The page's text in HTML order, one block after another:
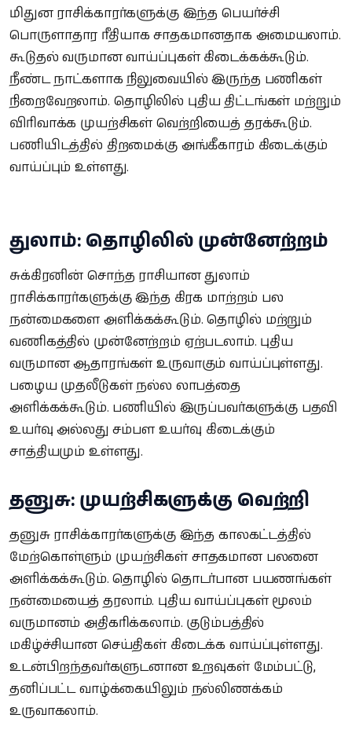
மிதுன ராசிக்காரர்களுக்கு இந்த பெயர்ச்சி
பொருளாதார ரீதியாக சாதகமானதாக அமையலாம்.
கூடுதல் வருமான வாய்ப்புகள் கிடைக்கக்கூடும்.
நீண்ட நாட்களாக நிலுவையில் இருந்த பணிகள்
நிறைவேறலாம். தொழிலில் புதிய திட்டங்கள் மற்றும்
விரிவாக்க முயற்சிகள் வெற்றியைத் தரக்கூடும்.
பணியிடத்தில் திறமைக்கு அங்கீகாரம் கிடைக்கும்
வாய்ப்பும் உள்ளது.
துலாம்: தொழிலில் முன்னேற்றம்
சுக்கிரனின் சொந்த ராசியான துலாம்
ராசிக்காரர்களுக்கு இந்த கிரக மாற்றம் பல
நன்மைகளை அளிக்கக்கூடும். தொழில் மற்றும்
வணிகத்தில் முன்னேற்றம் ஏற்படலாம். புதிய
வருமான ஆதாரங்கள் உருவாகும் வாய்ப்புள்ளது.
பழைய முதலீடுகள் நல்ல லாபத்தை
அளிக்கக்கூடும். பணியில் இருப்பவர்களுக்கு பதவி
உயர்வு அல்லது சம்பள உயர்வு கிடைக்கும்
சாத்தியமும் உள்ளது.
தனுசு: முயற்சிகளுக்கு வெற்றி
தனுசு ராசிக்காரர்களுக்கு இந்த காலகட்டத்தில்
மேற்கொள்ளும் முயற்சிகள் சாதகமான பலனை
அளிக்கக்கூடும். தொழில் தொடர்பான பயணங்கள்
நன்மையைத் தரலாம். புதிய வாய்ப்புகள் மூலம்
வருமானம் அதிகரிக்கலாம். குடும்பத்தில்
மகிழ்ச்சியான செய்திகள் கிடைக்க வாய்ப்புள்ளது.
உடன்பிறந்தவர்களுடனான உறவுகள் மேம்பட்டு,
தனிப்பட்ட வாழ்க்கையிலும் நல்லிணக்கம்
உருவாகலாம்.